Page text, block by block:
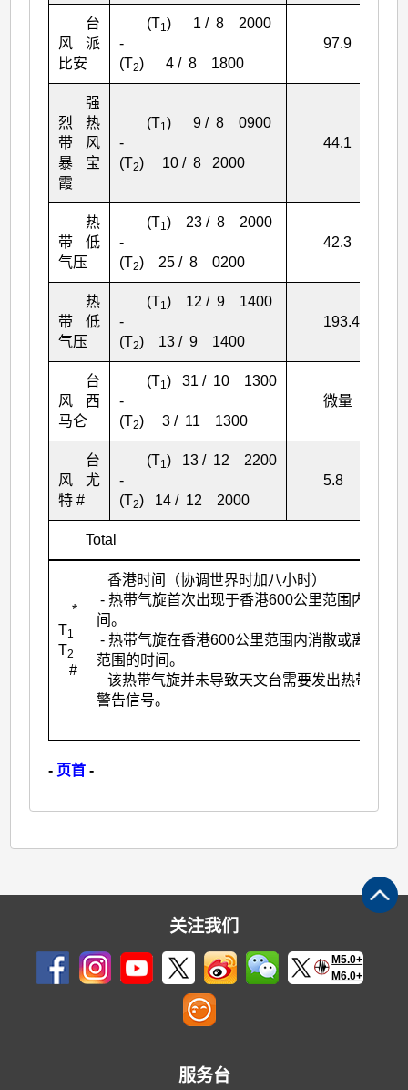
台
风派
比安
(T1 ) 1 / 8 2000
-
(T2) 4 / 8 1800
97.9
强
烈热
带风
暴宝
霞
(T1 ) 9 / 8 0900
-
(T2) 10 / 8 2000
44.1
热
带低
气压
(T1 ) 23 / 8 2000
-
(T2) 25 / 8 0200
42.3
热
带低
气压
(T1 ) 12 / 9 1400
-
(T2) 13 / 9 1400
193.4
台
风西
马仑
(T1 ) 31 / 10 1300
-
(T2) 3 / 11 1300
微量
台
风尤
特 #
(T1 ) 13 / 12 2200
-
(T2) 14 / 12 2000
5.8
Total
*
T1
T2
#
香港时间（协调世界时加八小时）
- 热带气旋首次出现于香港600公里范围内的时
间。
- 热带气旋在香港600公里范围内消散或离开该
范围的时间。
该热带气旋并未导致天文台需要发出热带气旋
警告信号。
- 页首 -
关注我们
M5.0+
M6.0+
服务台